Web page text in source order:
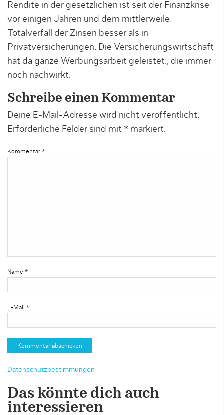
Rendite in der gesetzlichen ist seit der Finanzkrise
vor einigen Jahren und dem mittlerweile
Totalverfall der Zinsen besser als in
Privatversicherungen. Die Versicherungswirtschaft
hat da ganze Werbungsarbeit geleistet., die immer
noch nachwirkt.
Schreibe einen Kommentar
Deine E-Mail-Adresse wird nicht veröffentlicht.
Erforderliche Felder sind mit * markiert.
Kommentar *
Name *
E-Mail *
Datenschutzbestimmungen
Das könnte dich auch
interessieren